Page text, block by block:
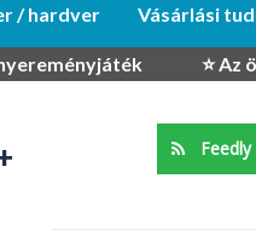
/ hardver Vásárlási
⭐ Az
Feedly